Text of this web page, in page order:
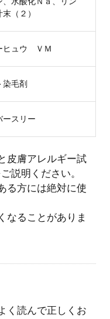
（２）
ヒュウ ＶＭ
染毛剤
ースリー
皮膚アレルギー試
説明ください。
る方には絶対に使
なることがありま
く読んで正しくお